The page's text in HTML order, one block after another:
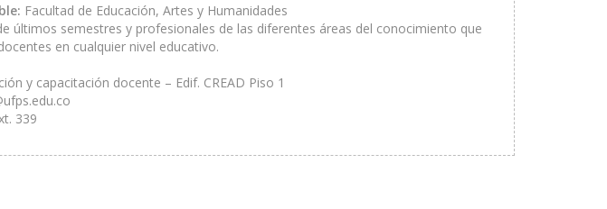
Facultad de Educación, Artes y Humanidades
últimos semestres y profesionales de las diferentes áreas del conocimiento que
en cualquier nivel educativo.
y capacitación docente – Edif. CREAD Piso 1
339